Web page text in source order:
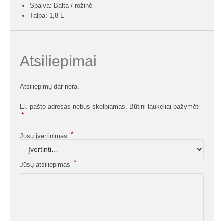
Spalva: Balta / rožinė
Talpa: 1,8 L
Atsiliepimai
Atsiliepimų dar nėra.
El. pašto adresas nebus skelbiamas. Būtini laukeliai pažymėti
*
Jūsų įvertinimas *
Jūsų atsiliepimas *